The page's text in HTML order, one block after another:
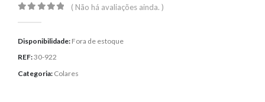
( Não há avaliações ainda. )
Disponibilidade: Fora de estoque
REF:30-922
Categoria: Colares